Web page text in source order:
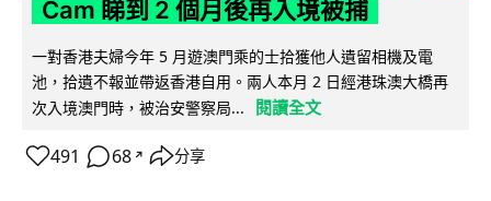
Cam 睇到 2 個月後再入境被捕
一對香港夫婦今年 5 月遊澳門乘的士拾獲他人遺留相機及電
池，拾遺不報並帶返香港自用。兩人本月 2 日經港珠澳大橋再
次入境澳門時，被治安警察局...
閱讀全文
491 68 ↗ 分享